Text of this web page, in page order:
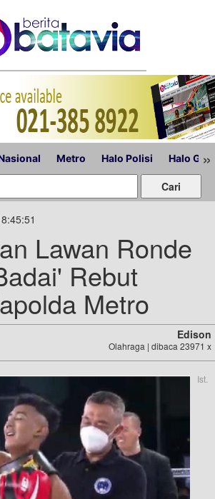
Metro Halo Polisi Halo »
Lawan Ronde
Rebut
Metro
Edison
Olahraga | dibaca 23971 x
Ist.